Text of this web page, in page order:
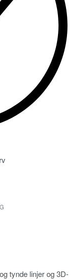
tynde linjer og 3D-